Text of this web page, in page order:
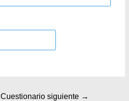
Cuestionario siguiente →